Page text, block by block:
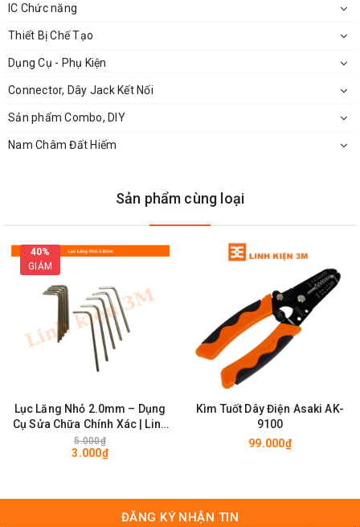
Hình dáng: chữ H
Chất liệu: Hợp kim cứng
Kích thước:
Size: 75
Size: 150
Size: 200
Kích thước mở rộng vam size 75: 10 - 60mm
IC Chức năng
Thiết Bị Chế Tạo
Dụng Cụ - Phụ Kiện
Connector, Dây Jack Kết Nối
Sản phẩm Combo, DIY
Nam Châm Đất Hiếm
Sản phẩm cùng loại
40%
GIẢM
Lục Lăng Nhỏ 2.0mm – Dụng
Cụ Sửa Chữa Chính Xác | Linh
kiện 3M
5.000₫
3.000₫
Kìm Tuốt Dây Điện Asaki AK-
9100
99.000₫
ĐĂNG KÝ NHẬN TIN